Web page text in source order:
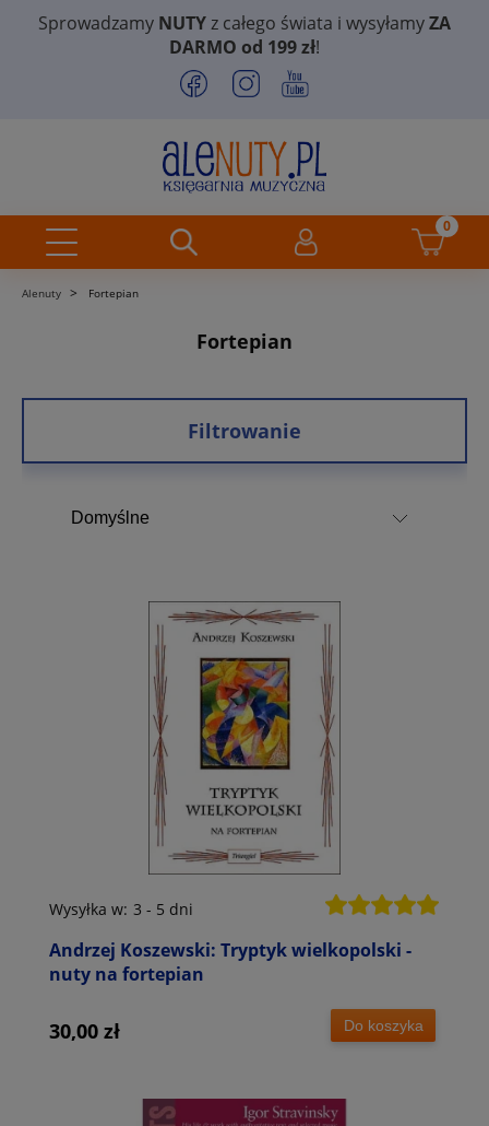
Sprowadzamy NUTYz całego świata i wysyłamyZA
DARMO od 199 zł!
Alenuty > Fortepian
Fortepian
Filtrowanie
Andrzej Koszewski: Tryptyk wielkopolski -
nuty na fortepian
Wysyłka w: 3 - 5 dni
30,00 zł Do koszyka